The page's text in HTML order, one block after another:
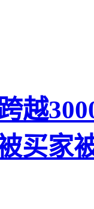
越
买家